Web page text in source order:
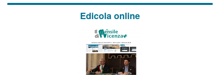
Edicola online